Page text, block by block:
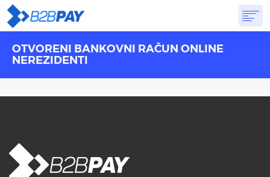
SOBRESOLUÇÕESBANCO VIRTUALPREÇOSRESPOSTAS
INSCREVA-SE
OTVORENI BANKOVNI RAČUN ONLINE
NEREZIDENTI